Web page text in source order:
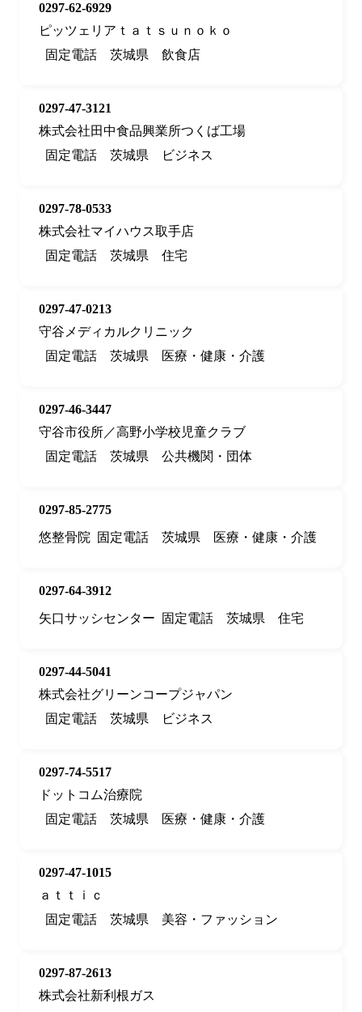
0297-62-6929
ピッツェリアｔａｔｓｕｎｏｋｏ
固定電話
茨城県 飲食店
0297-47-3121
株式会社田中食品興業所つくば工場
固定電話
茨城県 ビジネス
0297-78-0533
株式会社マイハウス取手店
固定電話
茨城県 住宅
0297-47-0213
守谷メディカルクリニック
固定電話
茨城県 医療・健康・介護
0297-46-3447
守谷市役所／高野小学校児童クラブ
固定電話
茨城県 公共機関・団体
0297-85-2775
悠整骨院
固定電話 茨城県 医療・健康・介護
0297-64-3912
矢口サッシセンター
固定電話 茨城県 住宅
0297-44-5041
株式会社グリーンコープジャパン
固定電話
茨城県 ビジネス
0297-74-5517
ドットコム治療院
固定電話
茨城県 医療・健康・介護
0297-47-1015
ａｔｔｉｃ
固定電話
茨城県 美容・ファッション
0297-87-2613
株式会社新利根ガス